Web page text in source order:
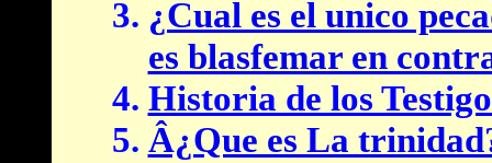
¿Cual es el unico
es blasfemar en
Historia de los
Â¿Que es La